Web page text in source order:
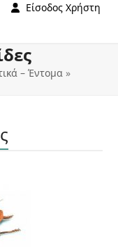
Είσοδος Χρήστη
– Έντομα »